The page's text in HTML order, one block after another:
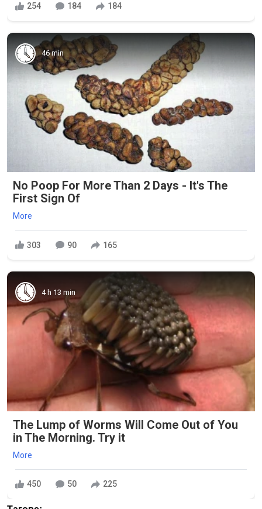
254 184 184
46 min
No Poop For More Than 2 Days - It's The
First Sign Of
More
303 90 165
4 h 13 min
The Lump of Worms Will Come Out of You
in The Morning. Try it
More
450 50 225